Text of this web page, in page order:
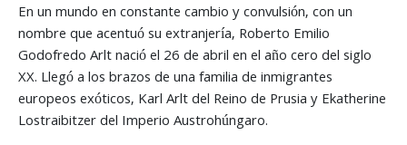
En un mundo en constante cambio y convulsión, con un
nombre que acentuó su extranjería, Roberto Emilio
Godofredo Arlt nació el 26 de abril en el año cero del siglo
XX. Llegó a los brazos de una familia de inmigrantes
europeos exóticos, Karl Arlt del Reino de Prusia y Ekatherine
Lostraibitzer del Imperio Austrohúngaro.